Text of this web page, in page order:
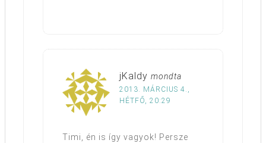
jKaldy mondta
2013. MÁRCIUS 4.,
HÉTFŐ, 20:29
Timi, én is így vagyok! Persze